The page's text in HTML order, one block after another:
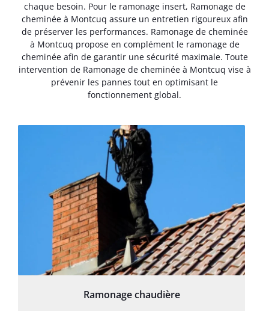
chaque besoin. Pour le ramonage insert, Ramonage de
cheminée à Montcuq assure un entretien rigoureux afin
de préserver les performances. Ramonage de cheminée
à Montcuq propose en complément le ramonage de
cheminée afin de garantir une sécurité maximale. Toute
intervention de Ramonage de cheminée à Montcuq vise à
prévenir les pannes tout en optimisant le
fonctionnement global.
Ramonage chaudière